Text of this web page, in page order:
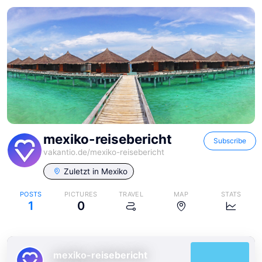
mexiko-reisebericht
vakantio.de/mexiko-reisebericht
Subscribe
Zuletzt in Mexiko
POSTS
1
PICTURES
0
TRAVEL MAP STATS
mexiko-reisebericht